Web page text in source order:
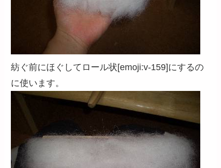
紡ぐ前にほぐしてロール状[emoji:v-159]にするの
に使います。